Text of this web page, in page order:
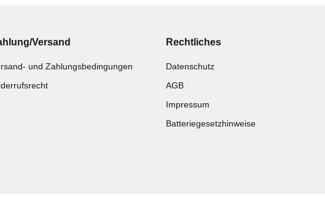
Versand
und Zahlungsbedingungen
Rechtliches
Datenschutz
AGB
Impressum
Batteriegesetzhinweise